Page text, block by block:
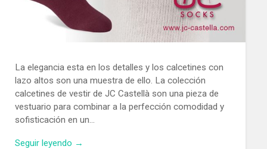
La elegancia esta en los detalles y los calcetines con
lazo altos son una muestra de ello. La colección
calcetines de vestir de JC Castellà son una pieza de
vestuario para combinar a la perfección comodidad y
sofisticación en un…
Seguir leyendo →